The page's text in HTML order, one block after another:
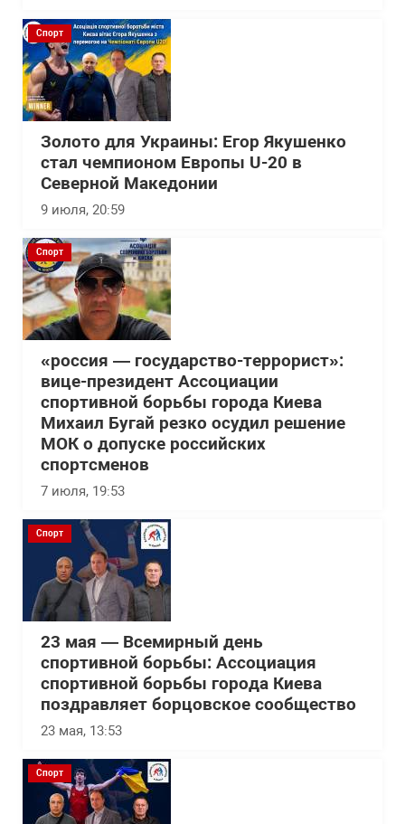
Спорт
Золото для Украины: Егор Якушенко
стал чемпионом Европы U-20 в
Северной Македонии
9 июля, 20:59
Спорт
«россия — государство-террорист»:
вице-президент Ассоциации
спортивной борьбы города Киева
Михаил Бугай резко осудил решение
МОК о допуске российских
спортсменов
7 июля, 19:53
Спорт
23 мая — Всемирный день
спортивной борьбы: Ассоциация
спортивной борьбы города Киева
поздравляет борцовское сообщество
23 мая, 13:53
Спорт